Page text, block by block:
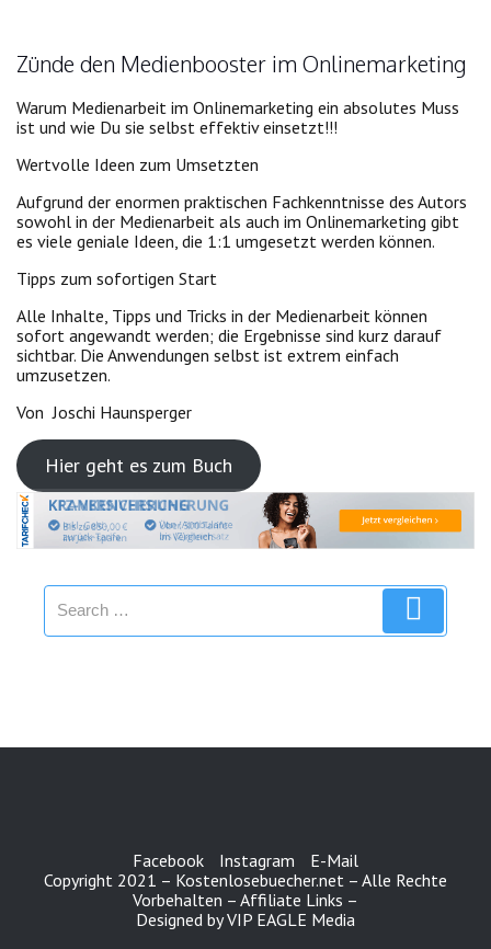
Zünde den Medienbooster im Onlinemarketing
Warum Medienarbeit im Onlinemarketing ein absolutes Muss
ist und wie Du sie selbst effektiv einsetzt!!!
Wertvolle Ideen zum Umsetzten
Aufgrund der enormen praktischen Fachkenntnisse des Autors
sowohl in der Medienarbeit als auch im Onlinemarketing gibt
es viele geniale Ideen, die 1:1 umgesetzt werden können.
Tipps zum sofortigen Start
Alle Inhalte, Tipps und Tricks in der Medienarbeit können
sofort angewandt werden; die Ergebnisse sind kurz darauf
sichtbar. Die Anwendungen selbst ist extrem einfach
umzusetzen.
Von Joschi Haunsperger
Hier geht es zum Buch
Search
for:
Facebook Instagram
E-Mail
Copyright 2021 – Kostenlosebuecher.net – Alle Rechte
Vorbehalten – Affiliate Links –
Designed by VIP EAGLE Media